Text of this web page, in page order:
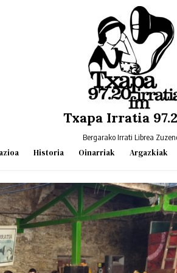
Txapa Irratia
Bergarako Irrati Librea
Historia Oinarriak Argazkiak